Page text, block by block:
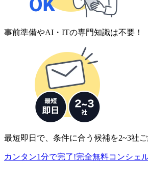
事前準備やAI・ITの専門知識は不要！
最短即日で、条件に合う候補を2~3社ご
カンタン1分で完了!完全無料コンシェ